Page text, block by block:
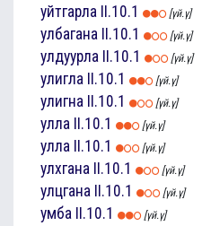
уйтгарла II.10.1 [үй.ү]
улбагана II.10.1 [үй.ү]
улдуурла II.10.1 [үй.ү]
улигла II.10.1 [үй.ү]
улигна II.10.1 [үй.ү]
улла II.10.1 [үй.ү]
улла II.10.1 [үй.ү]
улхгана II.10.1 [үй.ү]
улцгана II.10.1 [үй.ү]
умба II.10.1 [үй.ү]